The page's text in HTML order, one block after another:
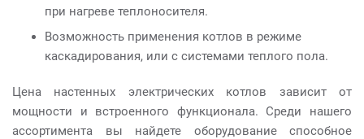
при нагреве теплоносителя.
Возможность применения котлов в режиме
каскадирования, или с системами теплого пола.
Цена настенных электрических котлов зависит от
мощности и встроенного функционала. Среди нашего
ассортимента вы найдете оборудование способное